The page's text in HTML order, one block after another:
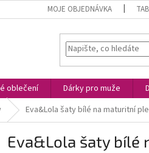
MOJE OBJEDNÁVKA
oblečení Dárky pro muže
Eva&Lola šaty bílé na maturitní
Eva&Lola šaty bílé